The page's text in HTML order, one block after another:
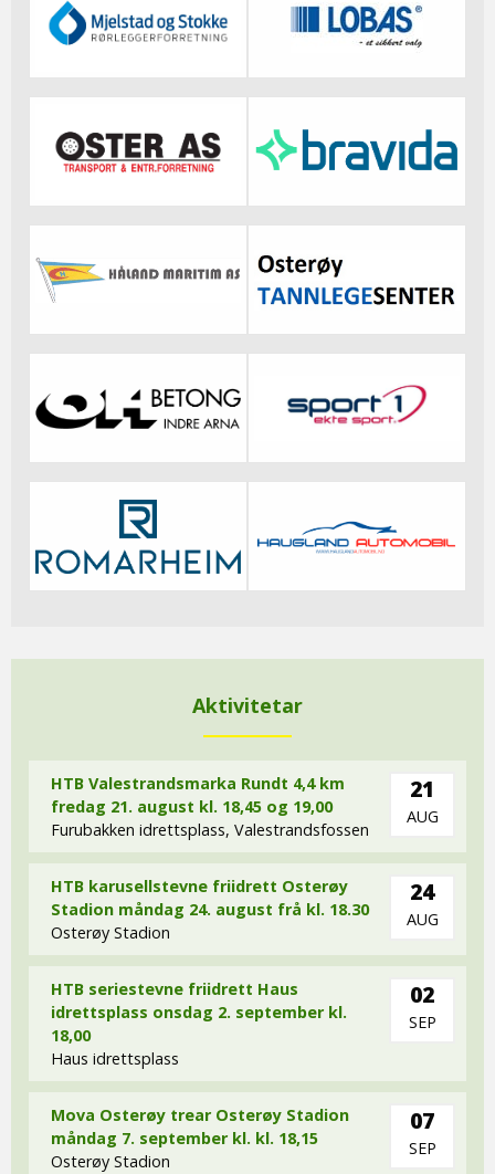
Aktivitetar
HTB Valestrandsmarka Rundt 4,4 km
fredag 21. august kl. 18,45 og 19,00
Furubakken idrettsplass, Valestrandsfossen
21
AUG
HTB karusellstevne friidrett Osterøy
Stadion måndag 24. august frå kl. 18.30
Osterøy Stadion
24
AUG
HTB seriestevne friidrett Haus
idrettsplass onsdag 2. september kl.
18,00
Haus idrettsplass
02
SEP
Mova Osterøy trear Osterøy Stadion
måndag 7. september kl. kl. 18,15
Osterøy Stadion
07
SEP